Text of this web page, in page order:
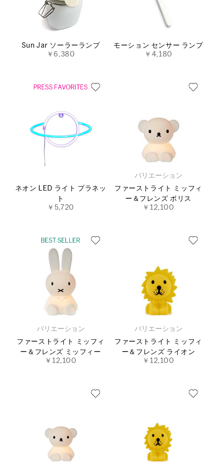
Sun Jar ソーラーランプ
￥6,380
モーション センサー ランプ
￥4,180
ネオン LED ライト プラネッ
ト
￥5,720
バリエーション
ファーストライト ミッフィ
ー＆フレンズ ボリス
￥12,100
バリエーション
ファーストライト ミッフィ
ー＆フレンズ ミッフィー
￥12,100
バリエーション
ファーストライト ミッフィ
ー＆フレンズ ライオン
￥12,100